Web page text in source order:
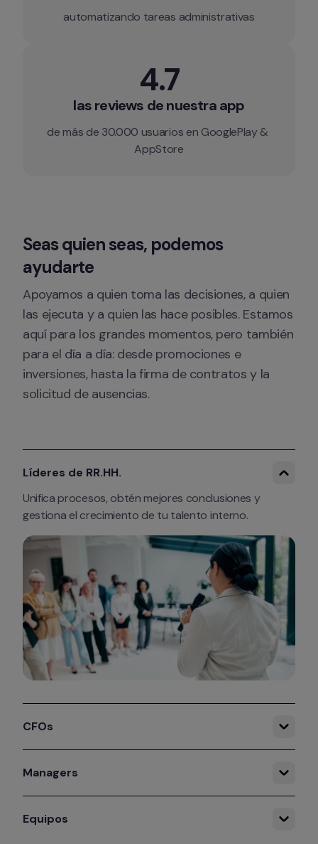
automatizando tareas administrativas
4.7
las reviews de nuestra app
de más de 30.000 usuarios en GooglePlay &
AppStore
Seas quien seas, podemos
ayudarte
Apoyamos a quien toma las decisiones, a quien
las ejecuta y a quien las hace posibles. Estamos
aquí para los grandes momentos, pero también
para el día a día: desde promociones e
inversiones, hasta la firma de contratos y la
solicitud de ausencias.
Líderes de RR.HH.
Unifica procesos, obtén mejores conclusiones y
gestiona el crecimiento de tu talento interno.
CFOs
Managers
Equipos